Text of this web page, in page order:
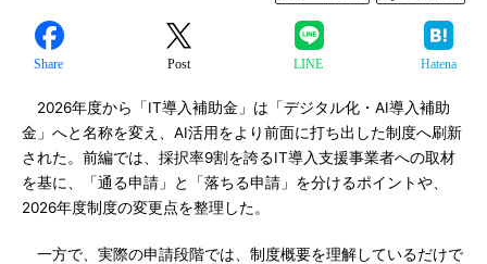
Share Post LINE Hatena
2026年度から「IT導入補助金」は「デジタル化・AI導入補助
金」へと名称を変え、AI活用をより前面に打ち出した制度へ刷新
された。前編では、採択率9割を誇るIT導入支援事業者への取材
を基に、「通る申請」と「落ちる申請」を分けるポイントや、
2026年度制度の変更点を整理した。
一方で、実際の申請段階では、制度概要を理解しているだけで